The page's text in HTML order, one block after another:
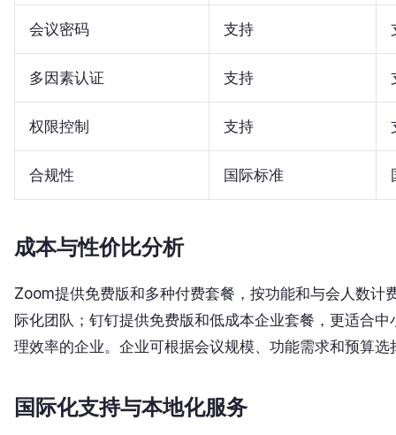
会议密码 支持
多因素认证 支持
权限控制 支持
合规性 国际标准
成本与性价比分析
Zoom提供免费版和多种付费套餐，按功能和与会人数计
际化团队；钉钉提供免费版和低成本企业套餐，更适合
理效率的企业。企业可根据会议规模、功能需求和预算选
国际化支持与本地化服务